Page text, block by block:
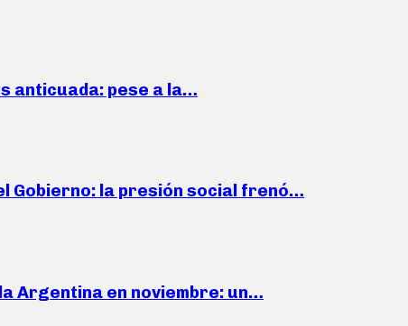
anticuada: pese a la…
Gobierno: la presión social frenó…
Argentina en noviembre: un…